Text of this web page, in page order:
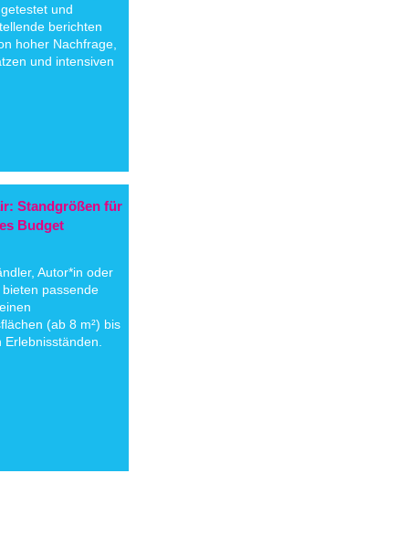
und
berichten
hoher Nachfrage,
und intensiven
Standgrößen für
Budget
Autor*in oder
passende
(ab 8 m²) bis